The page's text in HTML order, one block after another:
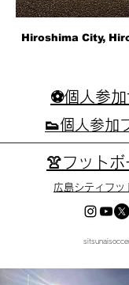
Hiroshima City,
⚽個人参
👟個人参加
👚フットボ
広島シティフッ